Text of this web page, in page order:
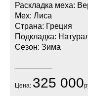
Раскладка меха:
Мех: Лиса
Страна: Греция
Подкладка:
Сезон: Зима
Цена: 325 000